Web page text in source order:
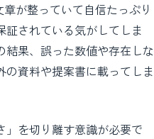
が整っていて自信たっぷり
証されている気がしてしま
結果、誤った数値や存在しな
資料や提案書に載ってしま
」を切り離す意識が必要で